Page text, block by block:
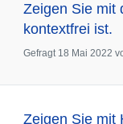
Zeigen Sie mit
kontextfrei ist.
Gefragt 18 Mai 2022
Zeigen Sie mit